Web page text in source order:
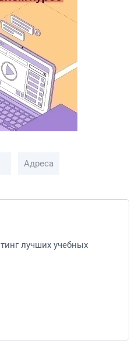
Адреса
лучших учебных